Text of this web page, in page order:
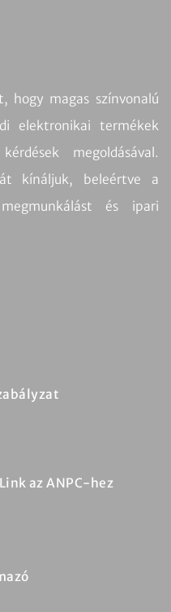
hogy magas színvonalú
elektronikai termékek
megoldásával.
kínáljuk, beleértve a
és ipari
Link az ANPC-hez